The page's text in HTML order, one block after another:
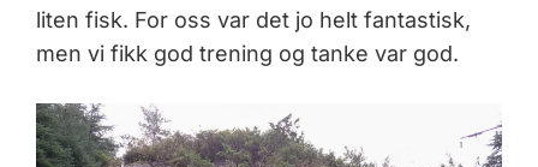
liten fisk. For oss var det jo helt fantastisk,
men vi fikk god trening og tanke var god.